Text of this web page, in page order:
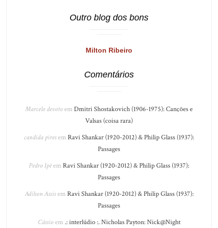
Outro blog dos bons
Milton Ribeiro
Comentários
Marcelo devotoem Dmitri Shostakovich (1906-1975): Canções e
Valsas (coisa rara)
candida piresem Ravi Shankar (1920-2012) & Philip Glass (1937):
Passages
Pedro Ipêem Ravi Shankar (1920-2012) & Philip Glass (1937):
Passages
Adilson Assisem Ravi Shankar (1920-2012) & Philip Glass (1937):
Passages
Cássioem .: interlúdio :. Nicholas Payton: Nick@Night